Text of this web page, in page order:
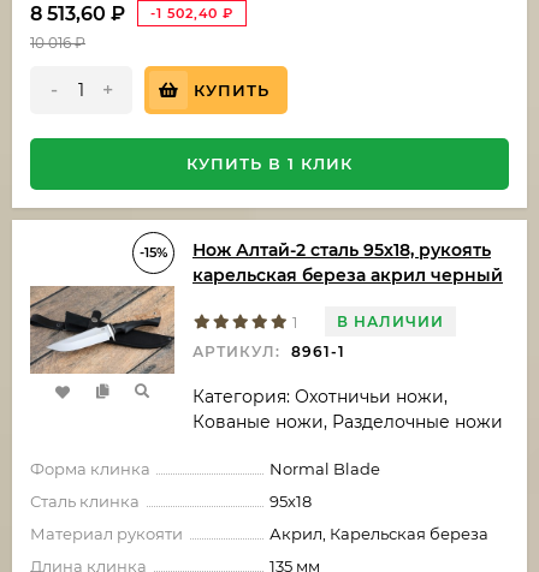
8 513,60 ₽ -1 502,40 ₽
10 016₽
- + КУПИТЬ
КУПИТЬ В 1 КЛИК
-15%
Нож Алтай-2 сталь 95х18, рукоять
карельская береза акрил черный
1
В НАЛИЧИИ
АРТИКУЛ:
8961-1
Категория: Охотничьи ножи,
Кованые ножи, Разделочные ножи
Форма клинка
Normal Blade
Сталь клинка
95х18
Материал рукояти
Акрил, Карельская береза
Длина клинка
135 мм